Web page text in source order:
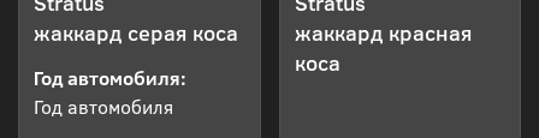
жаккард серая коса
Год автомобиля:
Год автомобиля
жаккард красная
коса